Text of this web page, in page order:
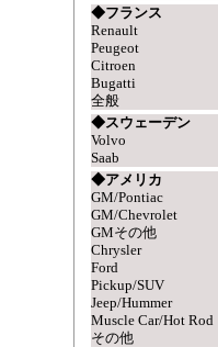
◆フランス
Renault
Peugeot
Citroen
Bugatti
全般
◆スウェーデン
Volvo
Saab
◆アメリカ
GM/Pontiac
GM/Chevrolet
GMその他
Chrysler
Ford
Pickup/SUV
Jeep/Hummer
Muscle Car/Hot Rod
その他